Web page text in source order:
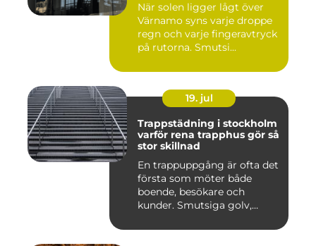
När solen ligger lågt över
Värnamo syns varje droppe
regn och varje fingeravtryck
på rutorna. Smutsi...
19. jul
Trappstädning i stockholm
varför rena trapphus gör så
stor skillnad
En trappuppgång är ofta det
första som möter både
boende, besökare och
kunder. Smutsiga golv,